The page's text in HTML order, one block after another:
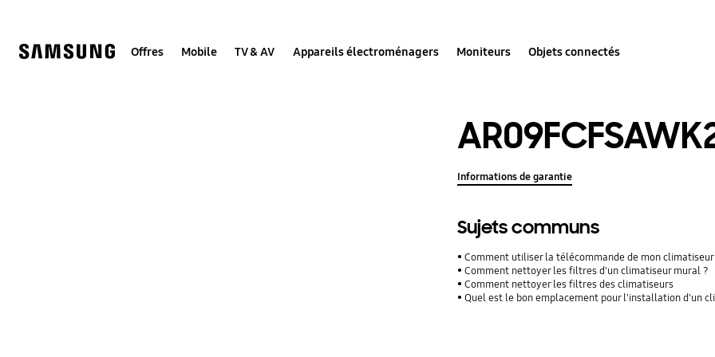
Offres Mobile TV & AV Appareils électroménagers Moniteurs Objets connectés
Informations de garantie
Sujets communs
Comment utiliser la télécommande de mon climatiseur
Comment nettoyer les filtres d'un climatiseur mural ?
Comment nettoyer les filtres des climatiseurs
Quel est le bon emplacement pour l'installation d'un